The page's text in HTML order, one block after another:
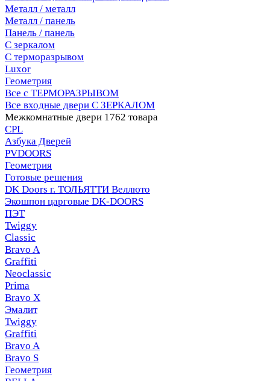
Металл / металл
Металл / панель
Панель / панель
С зеркалом
С терморазрывом
Luxor
Геометрия
Все с ТЕРМОРАЗРЫВОМ
Все входные двери С ЗЕРКАЛОМ
Межкомнатные двери 1762 товара
CPL
Азбука Дверей
PVDOORS
Геометрия
Готовые решения
DK Doors г. ТОЛЬЯТТИ Веллюто
Экошпон царговые DK-DOORS
ПЭТ
Twiggy
Classic
Bravo A
Graffiti
Neoclassic
Prima
Bravo X
Эмалит
Twiggy
Graffiti
Bravo A
Bravo S
Геометрия